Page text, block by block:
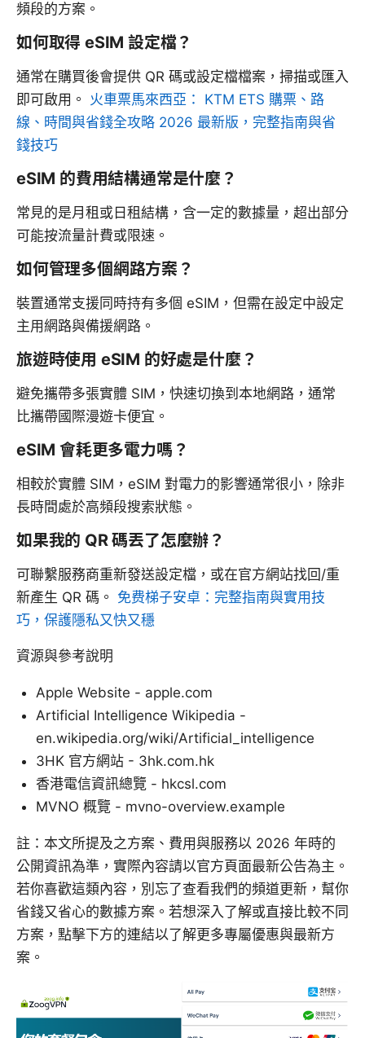
頻段的方案。
如何取得 eSIM 設定檔？
通常在購買後會提供 QR 碼或設定檔檔案，掃描或匯入
即可啟用。 火車票馬來西亞： KTM ETS 購票、路
線、時間與省錢全攻略 2026 最新版，完整指南與省
錢技巧
eSIM 的費用結構通常是什麼？
常見的是月租或日租結構，含一定的數據量，超出部分
可能按流量計費或限速。
如何管理多個網路方案？
裝置通常支援同時持有多個 eSIM，但需在設定中設定
主用網路與備援網路。
旅遊時使用 eSIM 的好處是什麼？
避免攜帶多張實體 SIM，快速切換到本地網路，通常
比攜帶國際漫遊卡便宜。
eSIM 會耗更多電力嗎？
相較於實體 SIM，eSIM 對電力的影響通常很小，除非
長時間處於高頻段搜索狀態。
如果我的 QR 碼丟了怎麼辦？
可聯繫服務商重新發送設定檔，或在官方網站找回/重
新產生 QR 碼。 免费梯子安卓：完整指南與實用技
巧，保護隱私又快又穩
資源與參考說明
Apple Website - apple.com
Artificial Intelligence Wikipedia -
en.wikipedia.org/wiki/Artificial_intelligence
3HK 官方網站 - 3hk.com.hk
香港電信資訊總覽 - hkcsl.com
MVNO 概覽 - mvno-overview.example
註：本文所提及之方案、費用與服務以 2026 年時的
公開資訊為準，實際內容請以官方頁面最新公告為主。
若你喜歡這類內容，別忘了查看我們的頻道更新，幫你
省錢又省心的數據方案。若想深入了解或直接比較不同
方案，點擊下方的連結以了解更多專屬優惠與最新方
案。